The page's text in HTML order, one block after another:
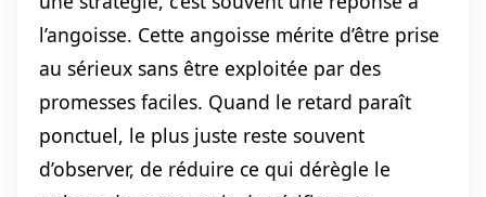
l’angoisse. Cette angoisse mérite d’être prise
au sérieux sans être exploitée par des
promesses faciles. Quand le retard paraît
ponctuel, le plus juste reste souvent
d’observer, de réduire ce qui dérègle le